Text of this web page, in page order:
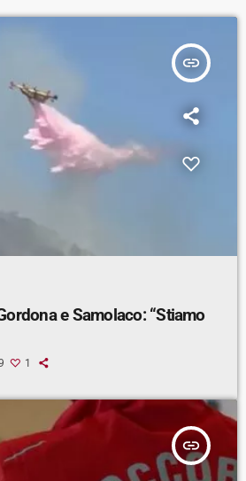
insert_link
e Samolaco: “Stiamo
1
insert_link